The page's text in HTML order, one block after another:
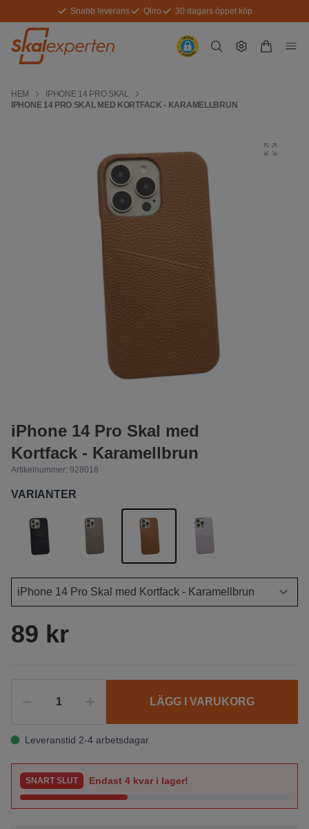
Snabb leverans Qliro 30 dagars öppet köp
HEM
IPHONE 14 PRO SKAL
IPHONE 14 PRO SKAL MED KORTFACK - KARAMELLBRUN
iPhone 14 Pro Skal med
Kortfack - Karamellbrun
Artikelnummer: 928016
VARIANTER
89 kr
LÄGG I VARUKORG
Leveranstid 2-4 arbetsdagar
SNART SLUT Endast 4 kvar i lager!